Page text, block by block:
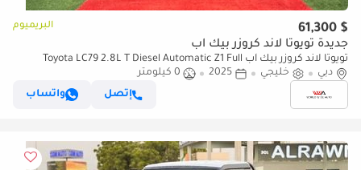
$ 61,300 البريميوم
جديدة تويوتا لاند كروزر بيك آب
تويوتا لاند كروزر بيك آب Toyota LC79 2.8L T Diesel Automatic Z1 Full
Option 2025 (للتصدير فقط)
دبي خليجي 2025
0 كيلومتر
إتصل
واتساب